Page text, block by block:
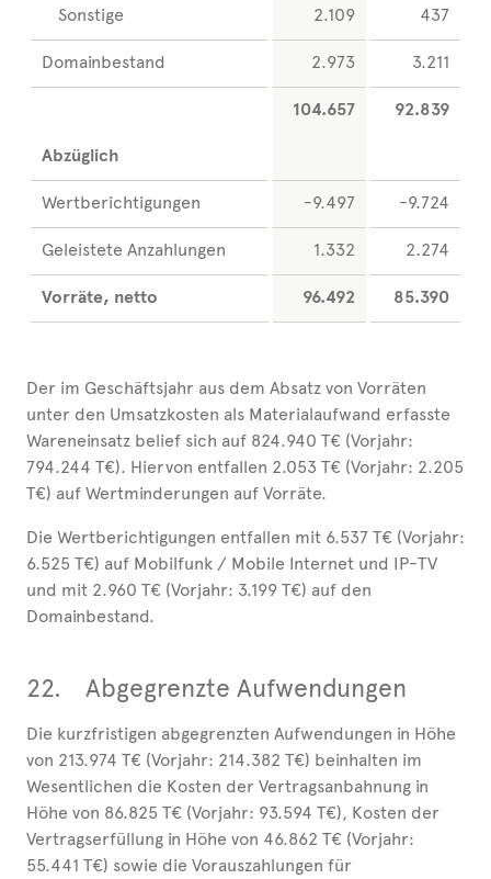
Sonstige 2.109 437
Domainbestand 2.973 3.211
104.657 92.839
Abzüglich
Wertberichtigungen -9.497 -9.724
Geleistete Anzahlungen 1.332 2.274
Vorräte, netto 96.492 85.390
Der im Geschäftsjahr aus dem Absatz von Vorräten
unter den Umsatzkosten als Materialaufwand erfasste
Wareneinsatz belief sich auf 824.940 T€ (Vorjahr:
794.244 T€). Hiervon entfallen 2.053 T€ (Vorjahr: 2.205
T€) auf Wertminderungen auf Vorräte.
Die Wertberichtigungen entfallen mit 6.537 T€ (Vorjahr:
6.525 T€) auf Mobilfunk / Mobile Internet und IP-TV
und mit 2.960 T€ (Vorjahr: 3.199 T€) auf den
Domainbestand.
22. Abgegrenzte Aufwendungen
Die kurzfristigen abgegrenzten Aufwendungen in Höhe
von 213.974 T€ (Vorjahr: 214.382 T€) beinhalten im
Wesentlichen die Kosten der Vertragsanbahnung in
Höhe von 86.825 T€ (Vorjahr: 93.594 T€), Kosten der
Vertragserfüllung in Höhe von 46.862 T€ (Vorjahr:
55.441 T€) sowie die Vorauszahlungen für